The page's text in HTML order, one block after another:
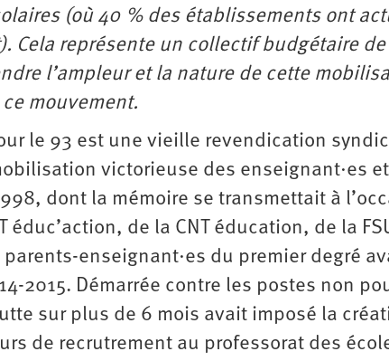
(où 40 % des établissements ont
Cela représente un collectif budgétaire de
l’ampleur et la nature de cette
mouvement.
le 93 est une vieille revendication
victorieuse des enseignant·es
dont la mémoire se transmettait à
éduc’action, de la CNT éducation, de la
enseignant·es du premier degré
2015. Démarrée contre les postes non
sur plus de 6 mois avait imposé la
de recrutrement au professorat des